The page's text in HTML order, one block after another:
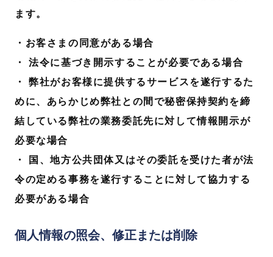
ます。
・お客さまの同意がある場合
・ 法令に基づき開示することが必要である場合
・ 弊社がお客様に提供するサービスを遂行するた
めに、あらかじめ弊社との間で秘密保持契約を締
結している弊社の業務委託先に対して情報開示が
必要な場合
・ 国、地方公共団体又はその委託を受けた者が法
令の定める事務を遂行することに対して協力する
必要がある場合
個人情報の照会、修正または削除